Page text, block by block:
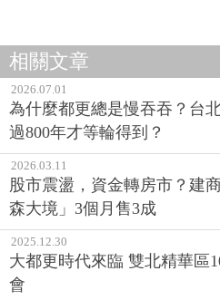
相關文章
2026.07.01
為什麼都更總是慢吞吞？台
過800年才等輪得到？
2026.03.11
股市震盪，資金轉房市？建
森大境」3個月售3成
2025.12.30
大都更時代來臨 雙北精華區
會